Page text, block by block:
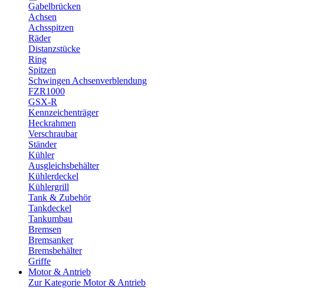
Gabelbrücken
Achsen
Achsspitzen
Räder
Distanzstücke
Ring
Spitzen
Schwingen Achsenverblendung
FZR1000
GSX-R
Kennzeichenträger
Heckrahmen
Verschraubar
Ständer
Kühler
Ausgleichsbehälter
Kühlerdeckel
Kühlergrill
Tank & Zubehör
Tankdeckel
Tankumbau
Bremsen
Bremsanker
Bremsbehälter
Griffe
Motor & Antrieb
Zur Kategorie Motor & Antrieb